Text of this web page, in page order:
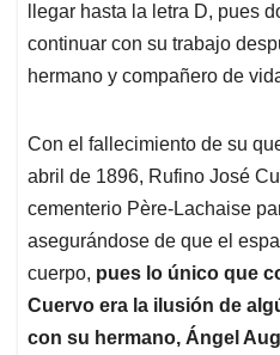
llegar hasta la letra D, pues
continuar con su trabajo
hermano y compañero de
Con el fallecimiento de su
abril de 1896, Rufino José
cementerio Père-Lachaise
asegurándose de que el
cuerpo, pues lo único que
Cuervo era la ilusión de
con su hermano, Ángel